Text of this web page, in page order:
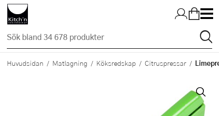
Hopp till huvudinnehållet
Huvudsidan Matlagning Köksredskap Citruspressar